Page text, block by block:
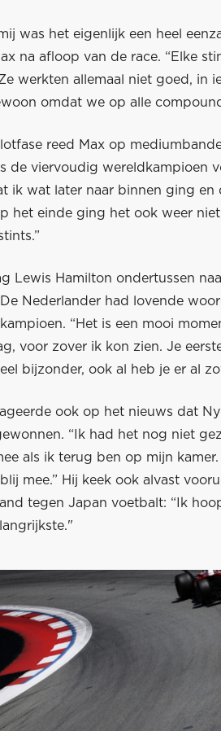
was het eigenlijk een heel
na afloop van de race. “Elke
werkten allemaal niet goed, in
omdat we op alle
reed Max op
de viervoudig wereldkampioen
ik wat later naar binnen ging en
het einde ging het ook weer
Lewis Hamilton ondertussen
Nederlander had lovende
“Het is een mooi
voor zover ik kon zien. Je
bijzonder, ook al heb je er al
ook op het nieuws dat
“Ik had het nog niet
als ik terug ben op mijn
mee.” Hij keek ook alvast
tegen Japan voetbalt: “Ik